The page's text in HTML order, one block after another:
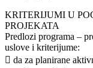
KRITERIJUMI U
PROJEKATA
Predlozi programa –
uslove i kriterijume:
 da za planirane